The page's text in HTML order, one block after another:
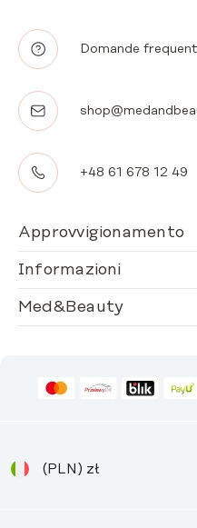
Domande
+48 61 678 12 49
Approvvigionamento
Informazioni
Med&Beauty
(PLN) zł